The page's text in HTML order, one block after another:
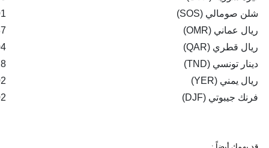
شلن صومالي (SOS)
ريال عماني (OMR)
ريال قطري (QAR)
دينار تونسي (TND)
ريال يمني (YER)
فرنك جيبوتي (DJF)